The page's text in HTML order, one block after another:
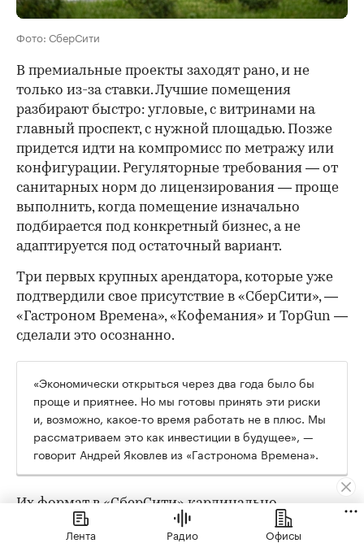
Фото: СберСити
В премиальные проекты заходят рано, и не
только из-за ставки. Лучшие помещения
разбирают быстро: угловые, с витринами на
главный проспект, с нужной площадью. Позже
придется идти на компромисс по метражу или
конфигурации. Регуляторные требования — от
санитарных норм до лицензирования — проще
выполнить, когда помещение изначально
подбирается под конкретный бизнес, а не
адаптируется под остаточный вариант.
Три первых крупных арендатора, которые уже
подтвердили свое присутствие в «СберСити», —
«Гастроном Времена», «Кофемания» и TopGun —
сделали это осознанно.
«Экономически открыться через два года было бы
проще и приятнее. Но мы готовы принять эти риски
и, возможно, какое-то время работать не в плюс. Мы
рассматриваем это как инвестиции в будущее», —
говорит Андрей Яковлев из «Гастронома Времена».
Их формат в «СберСити» кардинально
отличается от флагманского: там 2000 кв. м и
трафик с проездной трассы, здесь — 170 кв. м и
Лента Радио Офисы